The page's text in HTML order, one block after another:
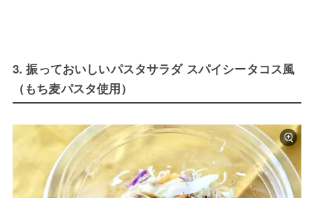
3. 振っておいしいパスタサラダ スパイシータコス風
（もち麦パスタ使用）